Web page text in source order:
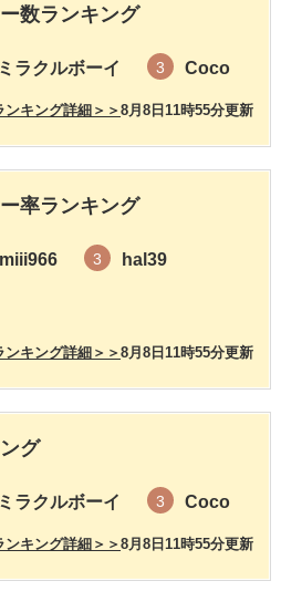
数ランキング
ミラクルボーイ 3 Coco
8月8日11時55分更新
ンキング詳細＞＞
率ランキング
miii966 3 hal39
8月8日11時55分更新
ンキング詳細＞＞
グ
ミラクルボーイ 3 Coco
8月8日11時55分更新
ンキング詳細＞＞